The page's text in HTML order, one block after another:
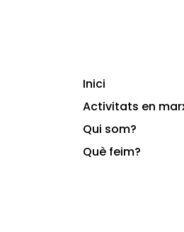
Inici
Activitats en
Qui som?
Què feim?